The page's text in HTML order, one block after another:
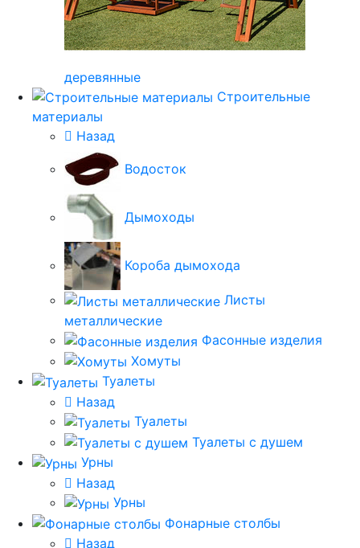
деревянные
Строительные
материалы
Назад
Водосток
Дымоходы
Короба дымохода
Листы
металлические
Фасонные изделия
Хомуты
Туалеты
Назад
Туалеты
Туалеты с душем
Урны
Назад
Урны
Фонарные столбы
Назад